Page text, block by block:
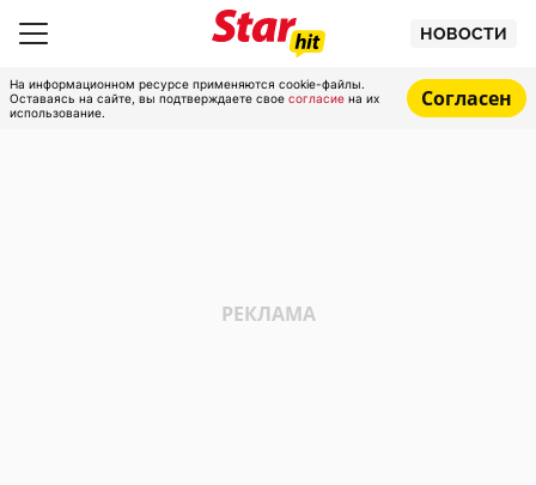
НОВОСТИ
На информационном ресурсе применяются cookie-файлы.
Оставаясь на сайте, вы подтверждаете свое согласие на их
использование.
Согласен